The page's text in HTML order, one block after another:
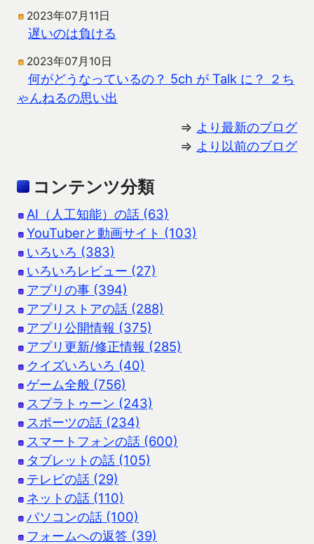
2023年07月11日
遅いのは負ける
2023年07月10日
何がどうなっているの？ 5ch が Talk に？ ２ち
ゃんねるの思い出
⇒ より最新のブログ
⇒ より以前のブログ
コンテンツ分類
AI（人工知能）の話 (63)
YouTuberと動画サイト (103)
いろいろ (383)
いろいろレビュー (27)
アプリの事 (394)
アプリストアの話 (288)
アプリ公開情報 (375)
アプリ更新/修正情報 (285)
クイズいろいろ (40)
ゲーム全般 (756)
スプラトゥーン (243)
スポーツの話 (234)
スマートフォンの話 (600)
タブレットの話 (105)
テレビの話 (29)
ネットの話 (110)
パソコンの話 (100)
フォームへの返答 (39)